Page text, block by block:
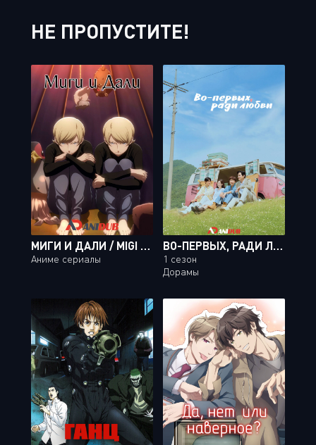
НЕ ПРОПУСТИТЕ!
МИГИ И ДАЛИ / MIGI TO DALI [13 ИЗ 13]
Аниме сериалы
ВО-ПЕРВЫХ, РАДИ ЛЮБВИ
1 сезон
Дорамы